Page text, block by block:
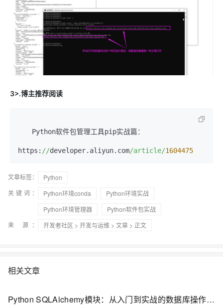
3>.博主推荐阅读
Python软件包管理工具pip实战篇：
https: //developer.aliyun.com/article/1604475
文章标签：
Python
关键词：
Python环境conda
Python环境实战
Python环境管理器
Python软件包实战
来 源：
开发者社区 > 开发与运维 > 文章 > 正文
相关文章
Python SQLAlchemy模块：从入门到实战的数据库操作指南